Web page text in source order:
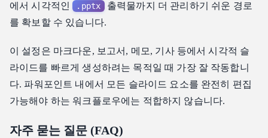
에서 시각적인 .pptx 출력물까지 더 관리하기 쉬운 경로
를 확보할 수 있습니다.
이 설정은 마크다운, 보고서, 메모, 기사 등에서 시각적 슬
라이드를 빠르게 생성하려는 목적일 때 가장 잘 작동합니
다. 파워포인트 내에서 모든 슬라이드 요소를 완전히 편집
가능해야 하는 워크플로우에는 적합하지 않습니다.
자주 묻는 질문 (FAQ)